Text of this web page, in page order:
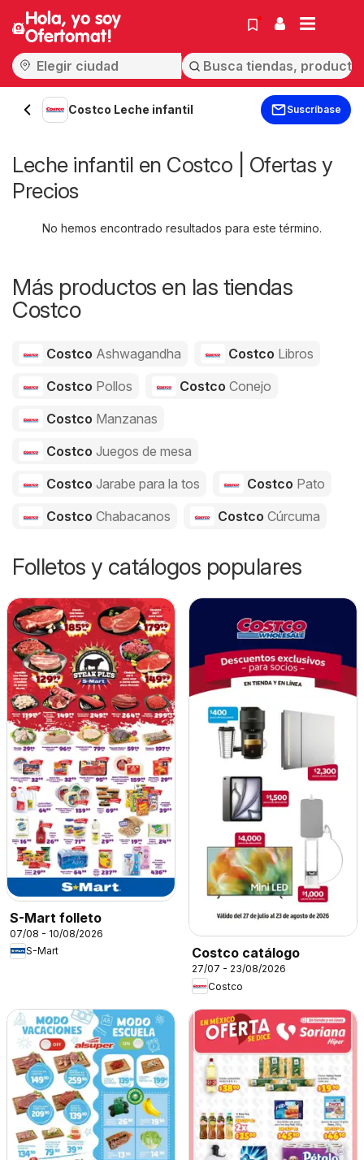
Hola, yo soy
Ofertomat!
Costco Leche infantil Suscríbase
Leche infantil en Costco | Ofertas y
Precios
No hemos encontrado resultados para este término.
Más productos en las tiendas
Costco
Costco Ashwagandha Costco Libros
Costco Pollos Costco Conejo
Costco Manzanas
Costco Juegos de mesa
Costco Jarabe para la tos Costco Pato
Costco Chabacanos Costco Cúrcuma
Folletos y catálogos populares
S-Mart folleto
07/08 - 10/08/2026
S-Mart
Costco catálogo
27/07 - 23/08/2026
Costco